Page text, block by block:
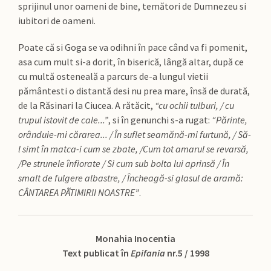
sprijinul unor oameni de bine, temători de Dumnezeu si
iubitori de oameni.
Poate că si Goga se va odihni în pace când va fi pomenit,
asa cum mult si-a dorit, în biserică, lângă altar, după ce
cu multă osteneală a parcurs de-a lungul vietii
pământesti o distantă desi nu prea mare, însă de durată,
de la Răsinari la Ciucea. A rătăcit, “cu ochii tulburi, / cu
trupul istovit de cale...”, si în genunchi s-a rugat: “Părinte,
orânduie-mi cărarea... / În suflet seamănă-mi furtună, / Să-
l simt în matca-i cum se zbate, /Cum tot amarul se revarsă,
/Pe strunele înfiorate / Si cum sub bolta lui aprinsă / În
smalt de fulgere albastre, / Încheagă-si glasul de aramă:
CÂNTAREA PÃTIMIRII NOASTRE”.
Monahia Inocentia
Text publicat în Epifanianr.5 / 1998